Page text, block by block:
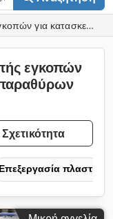
για κατασκευή
εγκοπών
Επεξεργασία